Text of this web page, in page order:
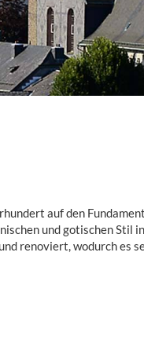
auf den
und gotischen Stil
renoviert, wodurch es